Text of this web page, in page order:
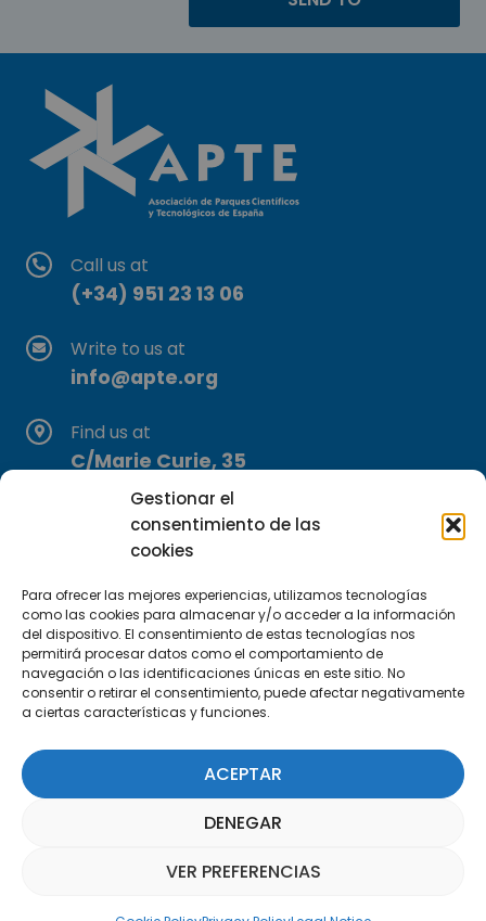
Gestionar el
consentimiento de las
cookies
Para ofrecer las mejores experiencias, utilizamos tecnologías
como las cookies para almacenar y/o acceder a la información
del dispositivo. El consentimiento de estas tecnologías nos
permitirá procesar datos como el comportamiento de
navegación o las identificaciones únicas en este sitio. No
consentir o retirar el consentimiento, puede afectar negativamente
a ciertas características y funciones.
ACEPTAR
DENEGAR
VER PREFERENCIAS
Call us at
(+34) 951 23 13 06
Write to us at
info@apte.org
Find us at
C/Marie Curie, 35
29590 Campanillas, Málaga
Subscribe to our Newsletter
SUBSCRIBE HERE